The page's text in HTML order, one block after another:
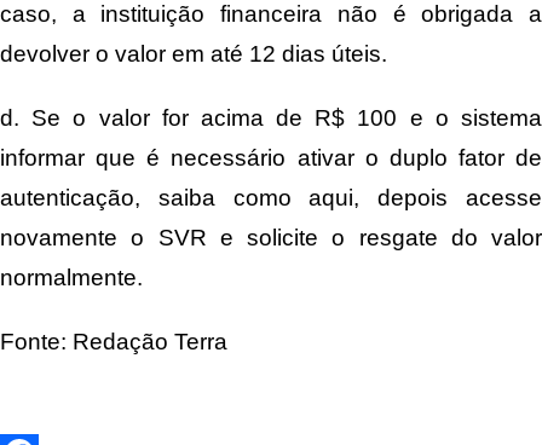
caso, a instituição financeira não é obrigada a
devolver o valor em até 12 dias úteis.
d. Se o valor for acima de R$ 100 e o sistema
informar que é necessário ativar o duplo fator de
autenticação, saiba como aqui, depois acesse
novamente o SVR e solicite o resgate do valor
normalmente.
Fonte: Redação Terra